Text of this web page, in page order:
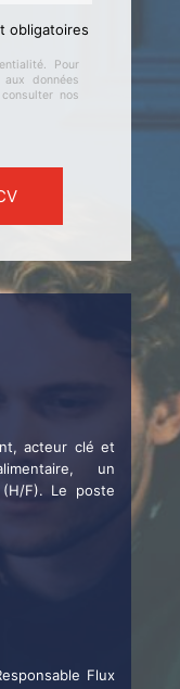
obligatoires
Pour
données
nos
acteur clé et
un
(H/F). Le poste
Flux